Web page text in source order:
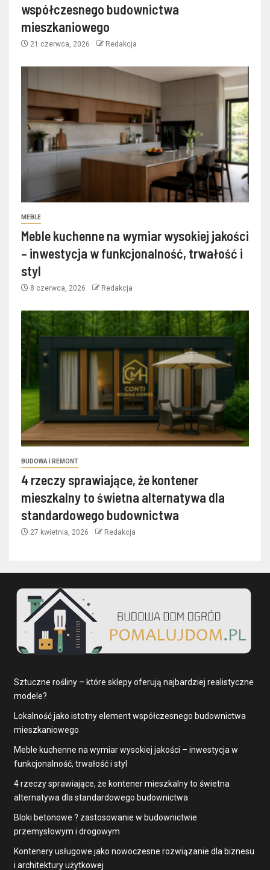
współczesnego budownictwa
mieszkaniowego
21 czerwca, 2026 Redakcja
MEBLE
Meble kuchenne na wymiar wysokiej jakości
– inwestycja w funkcjonalność, trwałość i
styl
8 czerwca, 2026 Redakcja
BUDOWA I REMONT
4 rzeczy sprawiające, że kontener
mieszkalny to świetna alternatywa dla
standardowego budownictwa
27 kwietnia, 2026 Redakcja
Sztuczne rośliny – które sklepy oferują najbardziej realistyczne
modele?
Lokalność jako istotny element współczesnego budownictwa
mieszkaniowego
Meble kuchenne na wymiar wysokiej jakości – inwestycja w
funkcjonalność, trwałość i styl
4 rzeczy sprawiające, że kontener mieszkalny to świetna
alternatywa dla standardowego budownictwa
Bloki betonowe ? zastosowanie w budownictwie
przemysłowym i drogowym
Kontenery usługowe jako nowoczesne rozwiązanie dla biznesu
i architektury użytkowej